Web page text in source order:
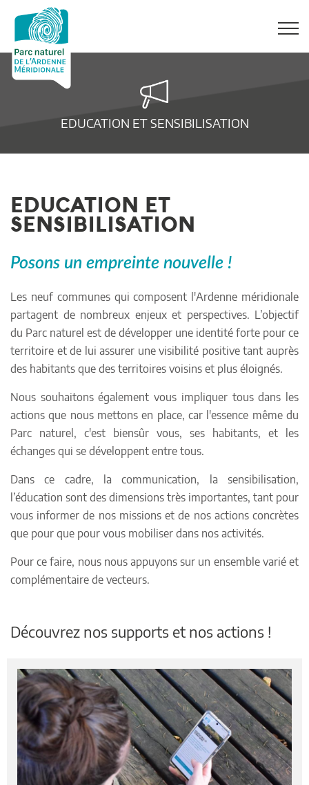
EDUCATION ET SENSIBILISATION
EDUCATION ET
SENSIBILISATION
Posons un empreinte nouvelle !
Les neuf communes qui composent l'Ardenne méridionale
partagent de nombreux enjeux et perspectives. L’objectif
du Parc naturel est de développer une identité forte pour ce
territoire et de lui assurer une visibilité positive tant auprès
des habitants que des territoires voisins et plus éloignés.
Nous souhaitons également vous impliquer tous dans les
actions que nous mettons en place, car l'essence même du
Parc naturel, c'est biensûr vous, ses habitants, et les
échanges qui se développent entre tous.
Dans ce cadre, la communication, la sensibilisation,
l’éducation sont des dimensions très importantes, tant pour
vous informer de nos missions et de nos actions concrètes
que pour que pour vous mobiliser dans nos activités.
Pour ce faire, nous nous appuyons sur un ensemble varié et
complémentaire de vecteurs.
Découvrez nos supports et nos actions !